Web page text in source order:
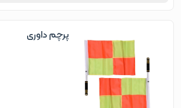
پرچم داوری